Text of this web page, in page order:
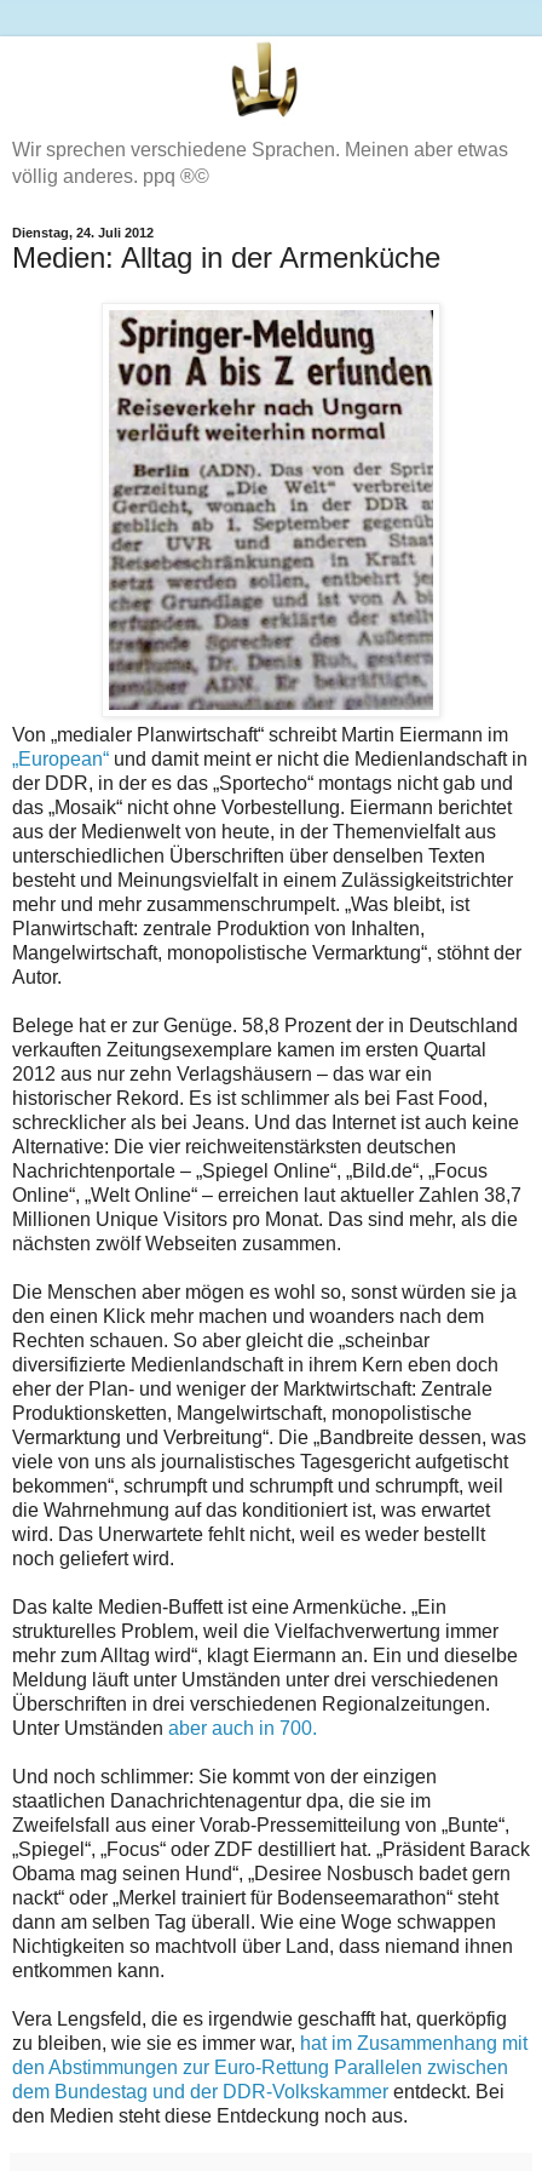
Wir sprechen verschiedene Sprachen. Meinen aber etwas
völlig anderes. ppq ®©
Dienstag, 24. Juli 2012
Medien: Alltag in der Armenküche
Von „medialer Planwirtschaft“ schreibt Martin Eiermann im
„European“ und damit meint er nicht die Medienlandschaft in
der DDR, in der es das „Sportecho“ montags nicht gab und
das „Mosaik“ nicht ohne Vorbestellung. Eiermann berichtet
aus der Medienwelt von heute, in der Themenvielfalt aus
unterschiedlichen Überschriften über denselben Texten
besteht und Meinungsvielfalt in einem Zulässigkeitstrichter
mehr und mehr zusammenschrumpelt. „Was bleibt, ist
Planwirtschaft: zentrale Produktion von Inhalten,
Mangelwirtschaft, monopolistische Vermarktung“, stöhnt der
Autor.
Belege hat er zur Genüge. 58,8 Prozent der in Deutschland
verkauften Zeitungsexemplare kamen im ersten Quartal
2012 aus nur zehn Verlagshäusern – das war ein
historischer Rekord. Es ist schlimmer als bei Fast Food,
schrecklicher als bei Jeans. Und das Internet ist auch keine
Alternative: Die vier reichweitenstärksten deutschen
Nachrichtenportale – „Spiegel Online“, „Bild.de“, „Focus
Online“, „Welt Online“ – erreichen laut aktueller Zahlen 38,7
Millionen Unique Visitors pro Monat. Das sind mehr, als die
nächsten zwölf Webseiten zusammen.
Die Menschen aber mögen es wohl so, sonst würden sie ja
den einen Klick mehr machen und woanders nach dem
Rechten schauen. So aber gleicht die „scheinbar
diversifizierte Medienlandschaft in ihrem Kern eben doch
eher der Plan- und weniger der Marktwirtschaft: Zentrale
Produktionsketten, Mangelwirtschaft, monopolistische
Vermarktung und Verbreitung“. Die „Bandbreite dessen, was
viele von uns als journalistisches Tagesgericht aufgetischt
bekommen“, schrumpft und schrumpft und schrumpft, weil
die Wahrnehmung auf das konditioniert ist, was erwartet
wird. Das Unerwartete fehlt nicht, weil es weder bestellt
noch geliefert wird.
Das kalte Medien-Buffett ist eine Armenküche. „Ein
strukturelles Problem, weil die Vielfachverwertung immer
mehr zum Alltag wird“, klagt Eiermann an. Ein und dieselbe
Meldung läuft unter Umständen unter drei verschiedenen
Überschriften in drei verschiedenen Regionalzeitungen.
Unter Umständen aber auch in 700.
Und noch schlimmer: Sie kommt von der einzigen
staatlichen Danachrichtenagentur dpa, die sie im
Zweifelsfall aus einer Vorab-Pressemitteilung von „Bunte“,
„Spiegel“, „Focus“ oder ZDF destilliert hat. „Präsident Barack
Obama mag seinen Hund“, „Desiree Nosbusch badet gern
nackt“ oder „Merkel trainiert für Bodenseemarathon“ steht
dann am selben Tag überall. Wie eine Woge schwappen
Nichtigkeiten so machtvoll über Land, dass niemand ihnen
entkommen kann.
Vera Lengsfeld, die es irgendwie geschafft hat, querköpfig
zu bleiben, wie sie es immer war, hat im Zusammenhang mit
den Abstimmungen zur Euro-Rettung Parallelen zwischen
dem Bundestag und der DDR-Volkskammer entdeckt. Bei
den Medien steht diese Entdeckung noch aus.